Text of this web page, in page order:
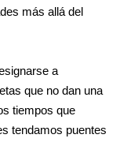
más allá del
a
que no dan una
tiempos que
tendamos puentes